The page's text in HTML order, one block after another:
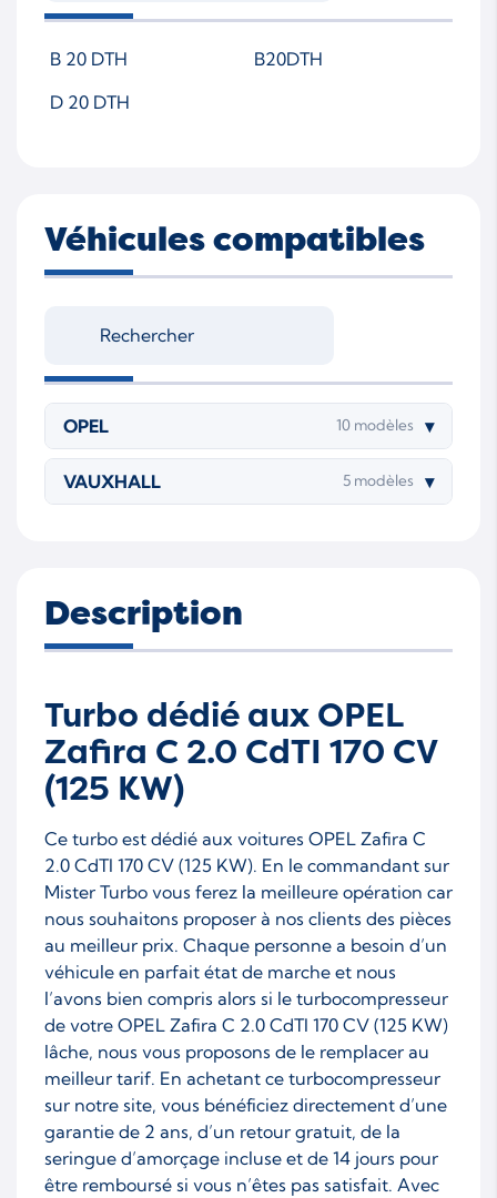
B 20 DTH
B20DTH
D 20 DTH
Véhicules compatibles
OPEL 10 modèles ▾
VAUXHALL 5 modèles ▾
Description
Turbo dédié aux OPEL
Zafira C 2.0 CdTI 170 CV
(125 KW)
Ce turbo est dédié aux voitures OPEL Zafira C
2.0 CdTI 170 CV (125 KW). En le commandant sur
Mister Turbo vous ferez la meilleure opération car
nous souhaitons proposer à nos clients des pièces
au meilleur prix. Chaque personne a besoin d’un
véhicule en parfait état de marche et nous
l’avons bien compris alors si le turbocompresseur
de votre OPEL Zafira C 2.0 CdTI 170 CV (125 KW)
lâche, nous vous proposons de le remplacer au
meilleur tarif. En achetant ce turbocompresseur
sur notre site, vous bénéficiez directement d’une
garantie de 2 ans, d’un retour gratuit, de la
seringue d’amorçage incluse et de 14 jours pour
être remboursé si vous n’êtes pas satisfait. Avec